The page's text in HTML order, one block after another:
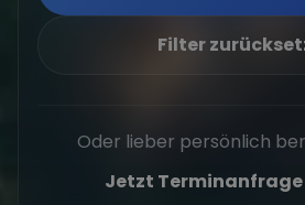
Filter
Oder lieber persönlich
Jetzt